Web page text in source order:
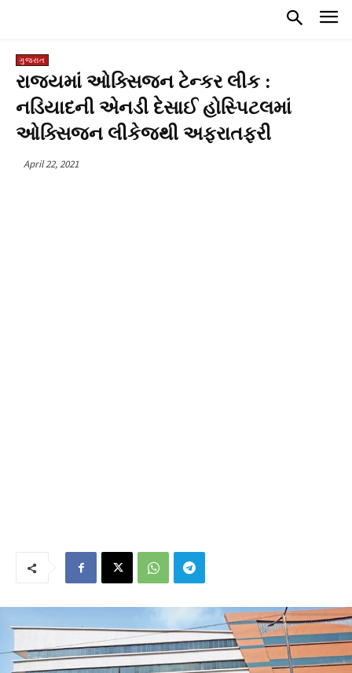
ગુજરાત
રાજ્યમાં ઓક્સિજન ટેન્કર લીક :
નડિયાદની એનડી દેસાઈ હોસ્પિટલમાં
ઓક્સિજન લીકેજથી અફરાતફરી
April 22, 2021